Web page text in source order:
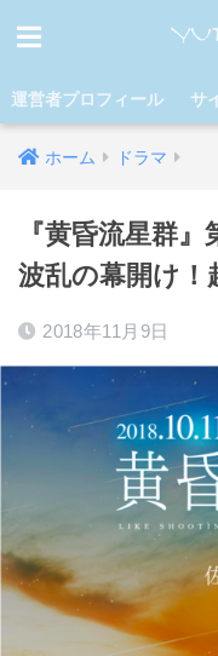
運営者プロフィール サ
ホーム ドラマ
『黄昏流星群
波乱の幕開け！
2018年11月9日